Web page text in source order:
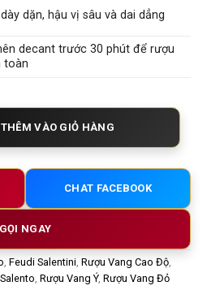
dặn, hậu vị sâu và dai dẳng
decant trước 30 phút để rượu
toàn
del Salento Gold – Đậm đà,
THÊM VÀO GIỎ HÀNG
CHAT FACEBOOK
GỌI NGAY
, Feudi Salentini, Rượu Vang Cao Độ,
, Rượu Vang Ý, Rượu Vang Đỏ